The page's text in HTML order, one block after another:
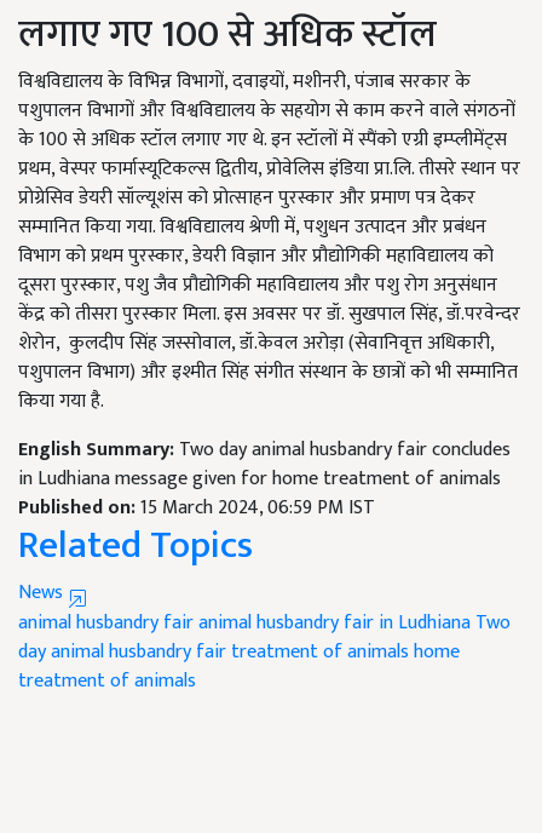
लगाए गए 100 से अधिक स्टॉल
विश्वविद्यालय के विभिन्न विभागों, दवाइयों, मशीनरी, पंजाब सरकार के
पशुपालन विभागों और विश्वविद्यालय के सहयोग से काम करने वाले संगठनों
के 100 से अधिक स्टॉल लगाए गए थे. इन स्टॉलों में स्पैंको एग्री इम्प्लीमेंट्स
प्रथम, वेस्पर फार्मास्यूटिकल्स द्वितीय, प्रोवेलिस इंडिया प्रा.लि. तीसरे स्थान पर
प्रोग्रेसिव डेयरी सॉल्यूशंस को प्रोत्साहन पुरस्कार और प्रमाण पत्र देकर
सम्मानित किया गया. विश्वविद्यालय श्रेणी में, पशुधन उत्पादन और प्रबंधन
विभाग को प्रथम पुरस्कार, डेयरी विज्ञान और प्रौद्योगिकी महाविद्यालय को
दूसरा पुरस्कार, पशु जैव प्रौद्योगिकी महाविद्यालय और पशु रोग अनुसंधान
केंद्र को तीसरा पुरस्कार मिला. इस अवसर पर डॉ. सुखपाल सिंह, डॉ.परवेन्दर
शेरोन, कुलदीप सिंह जस्सोवाल, डॉ.केवल अरोड़ा (सेवानिवृत्त अधिकारी,
पशुपालन विभाग) और इश्मीत सिंह संगीत संस्थान के छात्रों को भी सम्मानित
किया गया है.
English Summary:Two day animal husbandry fair concludes
in Ludhiana message given for home treatment of animals
Published on:15 March 2024, 06:59 PM IST
Related Topics
News
animal husbandry fairanimal husbandry fair in LudhianaTwo
day animal husbandry fairtreatment of animalshome
treatment of animals